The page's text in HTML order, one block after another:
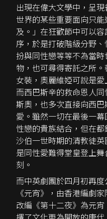
出現在偉大文學中，呈現
世界的某些重要面向只
及。」在狂歡節中可以容
序，於是打破階級分野
扮與同性戀等等不為當時
物，也可尋得寄託之所
女裝，奧麗維婭可說是愛
而西巴斯辛的救命恩人
斯奧，也多次直接向西
愛。雖然一切在最後一
性戀的貴族結合，但在都
沙伯一世時期的清教徒
是同性愛難得堂皇登上
刻。
而中英劇團於四月初再度
《元宵》，由香港編劇
改編《第十二夜》為元